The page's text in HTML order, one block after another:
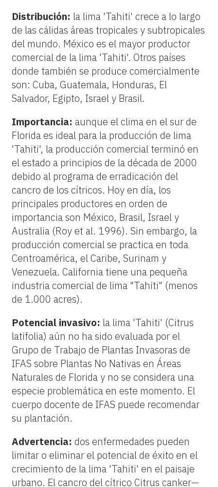
Distribución: la lima 'Tahiti' crece a lo largo
de las cálidas áreas tropicales y subtropicales
del mundo. México es el mayor productor
comercial de la lima 'Tahiti'. Otros países
donde también se produce comercialmente
son: Cuba, Guatemala, Honduras, El
Salvador, Egipto, Israel y Brasil.
Importancia: aunque el clima en el sur de
Florida es ideal para la producción de lima
'Tahiti', la producción comercial terminó en
el estado a principios de la década de 2000
debido al programa de erradicación del
cancro de los cítricos. Hoy en día, los
principales productores en orden de
importancia son México, Brasil, Israel y
Australia (Roy et al. 1996). Sin embargo, la
producción comercial se practica en toda
Centroamérica, el Caribe, Surinam y
Venezuela. California tiene una pequeña
industria comercial de lima "Tahiti" (menos
de 1.000 acres).
Potencial invasivo: la lima 'Tahiti' (Citrus
latifolia) aún no ha sido evaluada por el
Grupo de Trabajo de Plantas Invasoras de
IFAS sobre Plantas No Nativas en Áreas
Naturales de Florida y no se considera una
especie problemática en este momento. El
cuerpo docente de IFAS puede recomendar
su plantación.
Advertencia: dos enfermedades pueden
limitar o eliminar el potencial de éxito en el
crecimiento de la lima 'Tahiti' en el paisaje
urbano. El cancro del cítrico Citrus canker—